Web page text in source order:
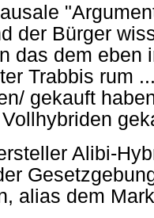
der Bürger
das dem eben
Trabbis rum
gekauft
Alibi-
alias dem